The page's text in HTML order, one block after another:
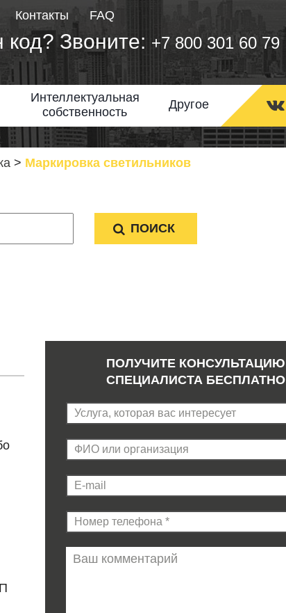
Контакты FAQ
код? Звоните: +7 800 301 60 79
Интеллектуальная
собственность
Другое
> Маркировка светильников
ПОЛУЧИТЕ КОНСУЛЬТАЦИЮ
СПЕЦИАЛИСТА БЕСПЛАТНО